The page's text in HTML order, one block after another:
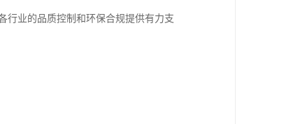
行业的品质控制和环保合规提供有力支